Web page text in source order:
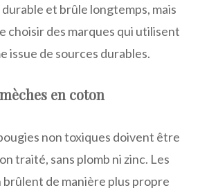
et brûle longtemps, mais
choisir des marques qui utilisent
issue de sources durables.
en coton
non toxiques doivent être
traité, sans plomb ni zinc. Les
brûlent de manière plus propre